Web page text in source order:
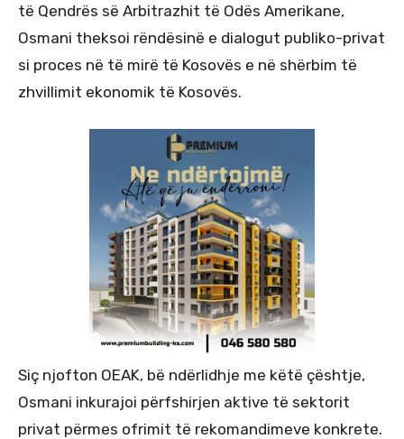
të Qendrës së Arbitrazhit të Odës Amerikane,
Osmani theksoi rëndësinë e dialogut publiko-privat
si proces në të mirë të Kosovës e në shërbim të
zhvillimit ekonomik të Kosovës.
Siç njofton OEAK, bë ndërlidhje me këtë çështje,
Osmani inkurajoi përfshirjen aktive të sektorit
privat përmes ofrimit të rekomandimeve konkrete.